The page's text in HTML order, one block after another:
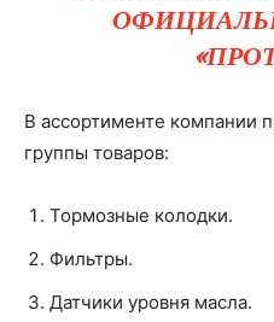
В ассортименте компании
группы товаров:
Тормозные колодки.
Фильтры.
Датчики уровня масла.